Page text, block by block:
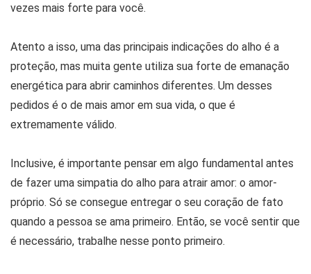
vezes mais forte para você.
Atento a isso, uma das principais indicações do alho é a
proteção, mas muita gente utiliza sua forte de emanação
energética para abrir caminhos diferentes. Um desses
pedidos é o de mais amor em sua vida, o que é
extremamente válido.
Inclusive, é importante pensar em algo fundamental antes
de fazer uma simpatia do alho para atrair amor: o amor-
próprio. Só se consegue entregar o seu coração de fato
quando a pessoa se ama primeiro. Então, se você sentir que
é necessário, trabalhe nesse ponto primeiro.